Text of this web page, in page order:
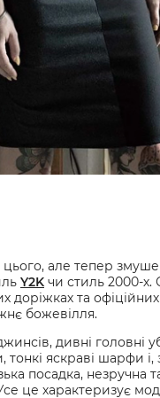
цього, але тепер
Y2K чи стиль 2000-х.
доріжках та
божевілля.
дивні головні
тонкі яскраві шарфи і,
посадка, незручна
це характеризує